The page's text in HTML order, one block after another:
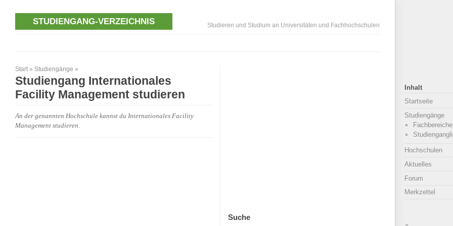
STUDIENGANG-VERZEICHNIS Studieren und Studium an Universitäten und Fachhochschulen
Start » Studiengänge »
Studiengang Internationales
Facility Management studieren
An der genannten Hochschule kannst du Internationales Facility
Management studieren.
Suche
Inhalt
Startseite
Studiengänge
Fachbereiche
Hochschulen
Aktuelles
Forum
Merkzettel